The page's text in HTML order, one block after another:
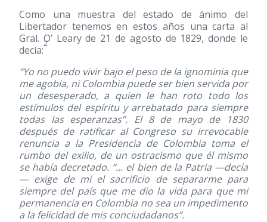
Como una muestra del estado de ánimo del
Libertador tenemos en estos años una carta al
Gral. O’ Leary de 21 de agosto de 1829, donde le
decía:
2
“Yo no puedo vivir bajo el peso de la ignominia que
me agobia, ni Colombia puede ser bien servida por
un desesperado, a quien le han roto todo los
estímulos del espíritu y arrebatado para siempre
todas las esperanzas”. El 8 de mayo de 1830
después de ratificar al Congreso su irrevocable
renuncia a la Presidencia de Colombia toma el
rumbo del exilio, de un ostracismo que él mismo
se había decretado. “... el bien de la Patria —decía
— exige de mi el sacrificio de separarme para
siempre del país que me dio la vida para que mi
permanencia en Colombia no sea un impedimento
a la felicidad de mis conciudadanos”.